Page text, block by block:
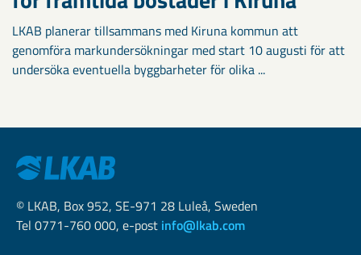
LKAB planerar tillsammans med Kiruna kommun att
genomföra markundersökningar med start 10 augusti för att
undersöka eventuella byggbarheter för olika ...
© LKAB, Box 952, SE-971 28 Luleå, Sweden
Tel 0771-760 000, e-post info@lkab.com